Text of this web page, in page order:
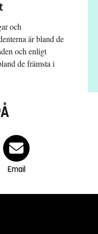
och
är bland de
och enligt
de främsta i
Email